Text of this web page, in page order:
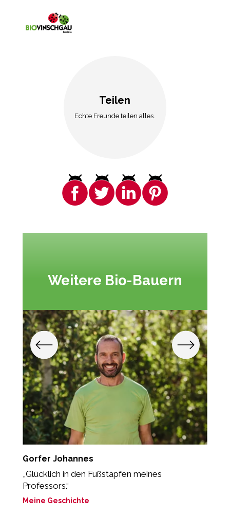
Teilen
Echte Freunde teilen alles.
Weitere Bio-Bauern
Gorfer Johannes
„Glücklich in den Fußstapfen meines
Professors.“
Meine Geschichte